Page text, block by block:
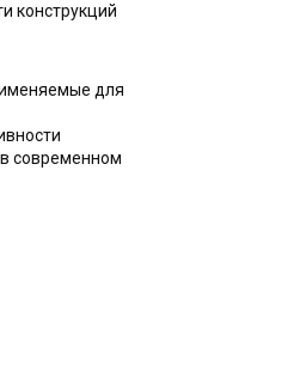
конструкций
для
современном